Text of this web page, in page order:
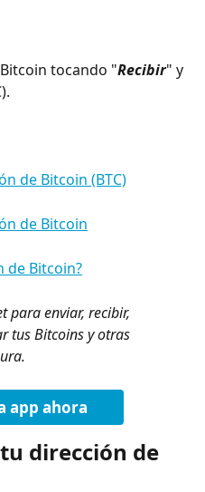
tocando "Recibir" y
de Bitcoin (BTC)
de Bitcoin
de Bitcoin?
para enviar, recibir,
tus Bitcoins y otras
app ahora
dirección de